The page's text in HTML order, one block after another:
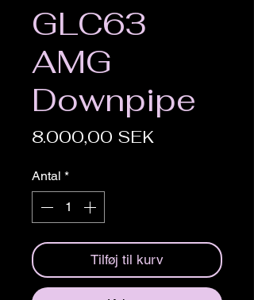
GLC63
AMG
Downpipe
8.000,00 SEK
Antal *
Tilføj til kurv